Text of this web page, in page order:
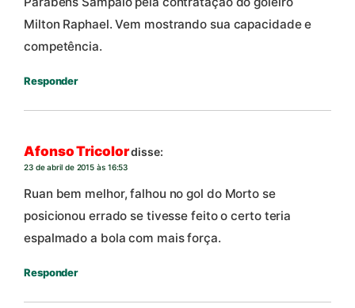
Milton Raphael. Vem mostrando sua capacidade e
competência.
Responder
Afonso Tricolordisse:
23 de abril de 2015 às 16:53
Ruan bem melhor, falhou no gol do Morto se
posicionou errado se tivesse feito o certo teria
espalmado a bola com mais força.
Responder